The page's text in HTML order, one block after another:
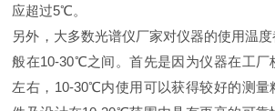
应超过5℃。
另外，大多数光谱仪厂家对仪器的使用温
般在10-30℃之间。首先是因为仪器在工
左右，10-30℃内使用可以获得较好的测量